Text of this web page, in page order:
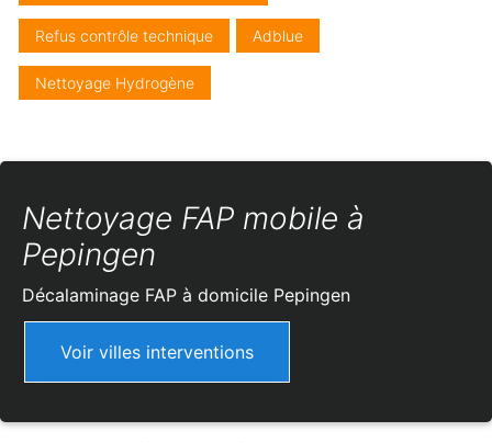
Refus contrôle technique Adblue
Nettoyage Hydrogène
Nettoyage FAP mobile à
Pepingen
Décalaminage FAP à domicile Pepingen
Voir villes interventions